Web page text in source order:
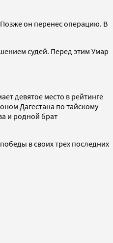
Позже он перенес операцию. В
судей. Перед этим Умар
девятое место в рейтинге
Дагестана по тайскому
и родной брат
в своих трех последних